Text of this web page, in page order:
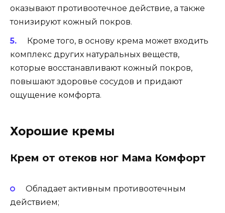
оказывают противоотечное действие, а также
тонизируют кожный покров.
Кроме того, в основу крема может входить
комплекс других натуральных веществ,
которые восстанавливают кожный покров,
повышают здоровье сосудов и придают
ощущение комфорта.
Хорошие кремы
Крем от отеков ног Мама Комфорт
Обладает активным противоотечным
действием;